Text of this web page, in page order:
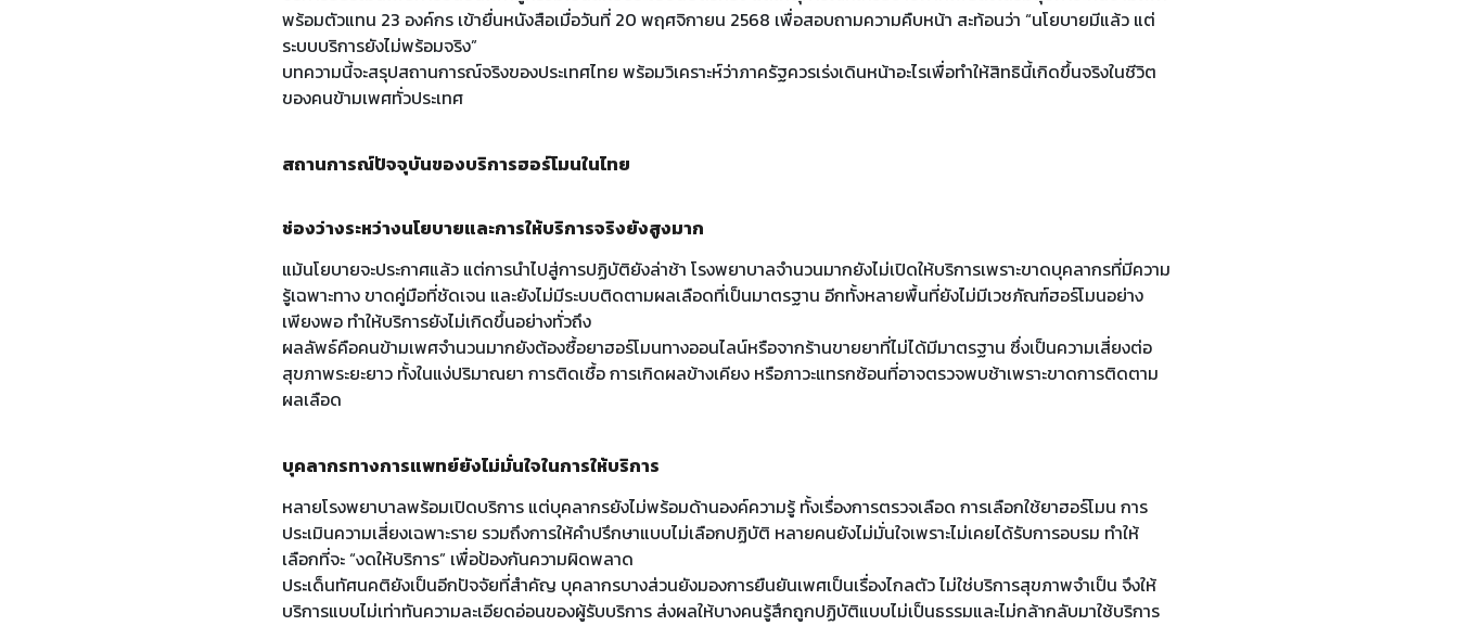
พร้อมตัวแทน 23 องค์กร เข้ายื่นหนังสือเมื่อวันที่ 20 พฤศจิกายน 2568 เพื่อสอบถามความคืบหน้า สะท้อนว่า “นโยบายมีแล้ว แต่
ระบบบริการยังไม่พร้อมจริง”
บทความนี้จะสรุปสถานการณ์จริงของประเทศไทย พร้อมวิเคราะห์ว่าภาครัฐควรเร่งเดินหน้าอะไรเพื่อทำให้สิทธินี้เกิดขึ้นจริงในชีวิต
ของคนข้ามเพศทั่วประเทศ
สถานการณ์ปัจจุบันของบริการฮอร์โมนในไทย
ช่องว่างระหว่างนโยบายและการให้บริการจริงยังสูงมาก
แม้นโยบายจะประกาศแล้ว แต่การนำไปสู่การปฏิบัติยังล่าช้า โรงพยาบาลจำนวนมากยังไม่เปิดให้บริการเพราะขาดบุคลากรที่มีความ
รู้เฉพาะทาง ขาดคู่มือที่ชัดเจน และยังไม่มีระบบติดตามผลเลือดที่เป็นมาตรฐาน อีกทั้งหลายพื้นที่ยังไม่มีเวชภัณฑ์ฮอร์โมนอย่าง
เพียงพอ ทำให้บริการยังไม่เกิดขึ้นอย่างทั่วถึง
ผลลัพธ์คือคนข้ามเพศจำนวนมากยังต้องซื้อยาฮอร์โมนทางออนไลน์หรือจากร้านขายยาที่ไม่ได้มีมาตรฐาน ซึ่งเป็นความเสี่ยงต่อ
สุขภาพระยะยาว ทั้งในแง่ปริมาณยา การติดเชื้อ การเกิดผลข้างเคียง หรือภาวะแทรกซ้อนที่อาจตรวจพบช้าเพราะขาดการติดตาม
ผลเลือด
บุคลากรทางการแพทย์ยังไม่มั่นใจในการให้บริการ
หลายโรงพยาบาลพร้อมเปิดบริการ แต่บุคลากรยังไม่พร้อมด้านองค์ความรู้ ทั้งเรื่องการตรวจเลือด การเลือกใช้ยาฮอร์โมน การ
ประเมินความเสี่ยงเฉพาะราย รวมถึงการให้คำปรึกษาแบบไม่เลือกปฏิบัติ หลายคนยังไม่มั่นใจเพราะไม่เคยได้รับการอบรม ทำให้
เลือกที่จะ “งดให้บริการ” เพื่อป้องกันความผิดพลาด
ประเด็นทัศนคติยังเป็นอีกปัจจัยที่สำคัญ บุคลากรบางส่วนยังมองการยืนยันเพศเป็นเรื่องไกลตัว ไม่ใช่บริการสุขภาพจำเป็น จึงให้
บริการแบบไม่เท่าทันความละเอียดอ่อนของผู้รับบริการ ส่งผลให้บางคนรู้สึกถูกปฏิบัติแบบไม่เป็นธรรมและไม่กล้ากลับมาใช้บริการ